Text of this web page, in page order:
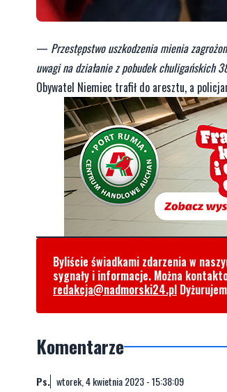
— Przestępstwo uszkodzenia mienia
uwagi na działanie z pobudek chuligańskich
Obywatel Niemiec trafił do aresztu, a
Byliście świadkami zdarzenia w
sygnały i informacje. Można
redakcja@nadmorski24.pl
Komentarze
Ps. wtorek, 4 kwietnia 2023 - 15:38:09